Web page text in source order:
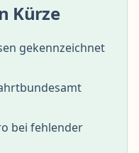
Kürze
gekennzeichnet
bei fehlender